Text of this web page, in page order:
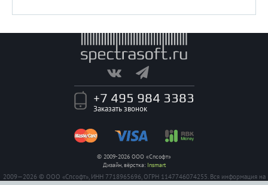
+7 495 984 3383
Заказать звонок
© 2009-2026 ООО «Спсофт»
Дизайн, вёрстка: Insmart
2009—2026 © ООО «Спсофт», ИНН 7718965696, ОГРН 1147746074255. Вся информация на